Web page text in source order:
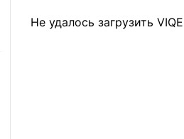
Не удалось загрузить